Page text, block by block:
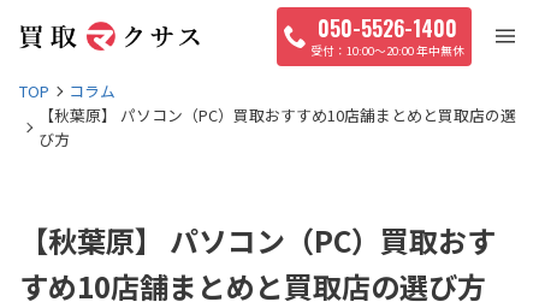
050-5526-1400
10:00〜20:00 年中無休
TOP
コラム
【秋葉原】 パソコン（PC）買取おすすめ10店舗まとめと買取店の選
び方
【秋葉原】 パソコン（PC）買取おす
すめ10店舗まとめと買取店の選び方